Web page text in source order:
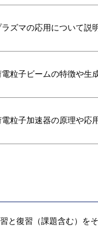
ラズマの応用について説
電粒子ビームの特徴や生
電粒子加速器の原理や応
復習（課題含む）を